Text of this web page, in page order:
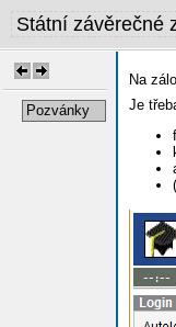
Pozvánky
Na
Je